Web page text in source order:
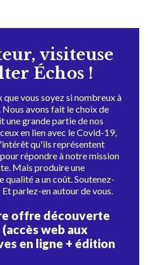
visiteuse
Échos !
que vous soyez si nombreux à
Nous avons fait le choix de
une grande partie de nos
en lien avec le Covid-19,
qu'ils représentent
répondre à notre mission
Mais produire une
a un coût. Soutenez-
parlez-en autour de vous.
offre découverte
web aux
en ligne + édition